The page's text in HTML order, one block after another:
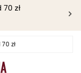
zł
zł